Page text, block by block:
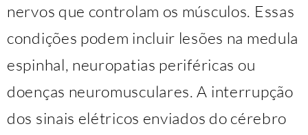
nervos que controlam os músculos. Essas
condições podem incluir lesões na medula
espinhal, neuropatias periféricas ou
doenças neuromusculares. A interrupção
dos sinais elétricos enviados do cérebro